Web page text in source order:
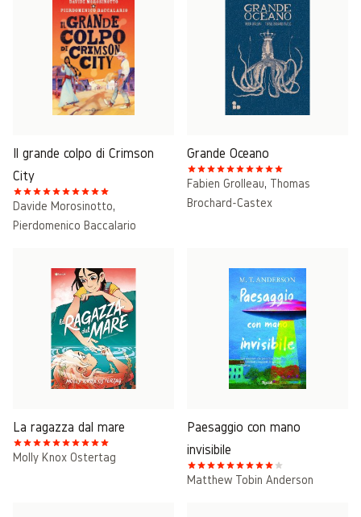
Il grande colpo di Crimson
City
Davide Morosinotto,
Pierdomenico Baccalario
Grande Oceano
Fabien Grolleau, Thomas
Brochard-Castex
La ragazza dal mare
Molly Knox Ostertag
Paesaggio con mano
invisibile
Matthew Tobin Anderson